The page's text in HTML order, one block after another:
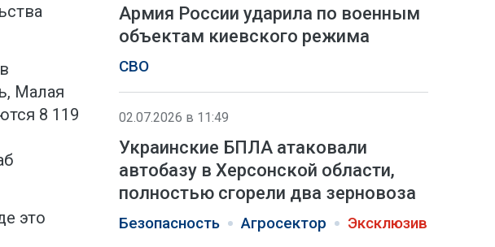
Малая
8 119
это
Армия России ударила по военным
объектам киевского режима
СВО
02.07.2026 в 11:49
Украинские БПЛА атаковали
автобазу в Херсонской области,
полностью сгорели два зерновоза
Безопасность Агросектор Эксклюзив